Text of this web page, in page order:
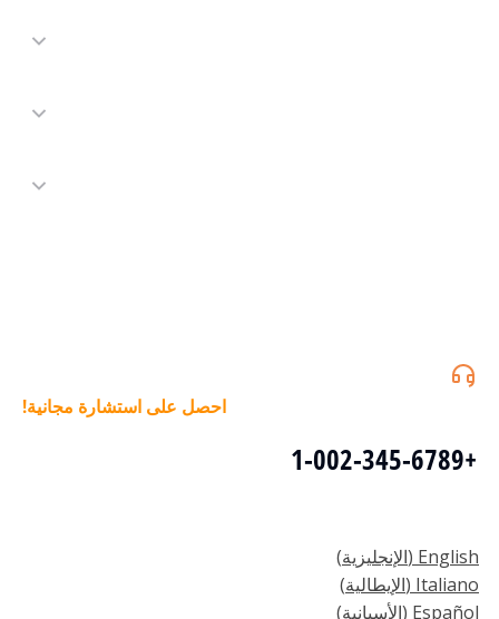
احصل على استشارة مجانية!
+1-002-345-6789
English
(الإنجليزية)
Italiano
(الإيطالية)
Español
(الأسبانية)